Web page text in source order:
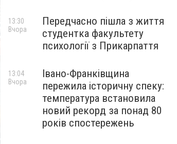
Передчасно пішла з життя
студентка факультету
психології з Прикарпаття
13:30
Вчора
Івано-Франківщина
пережила історичну спеку:
температура встановила
новий рекорд за понад 80
років спостережень
13:04
Вчора